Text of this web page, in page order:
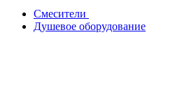
Смесители
Душевое оборудование